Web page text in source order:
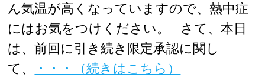
ん気温が高くなっていますので、熱中症
にはお気をつけください。 さて、本日
は、前回に引き続き限定承認に関し
て、
・・・（続きはこちら）